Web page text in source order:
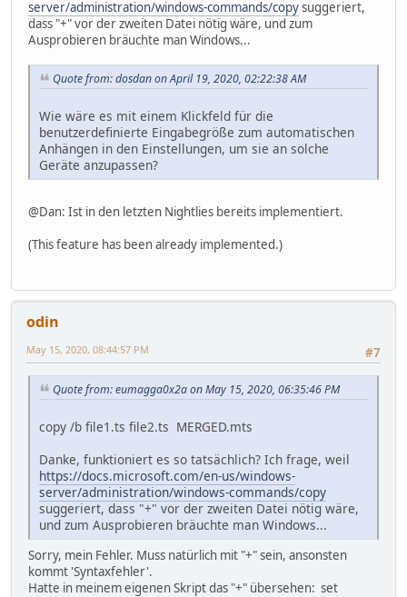
server/administration/windows-commands/copysuggeriert,
dass "+" vor der zweiten Datei nötig wäre, und zum
Ausprobieren bräuchte man Windows...
Quote from: dosdan on April 19, 2020, 02:22:38 AM
Wie wäre es mit einem Klickfeld für die
benutzerdefinierte Eingabegröße zum automatischen
Anhängen in den Einstellungen, um sie an solche
Geräte anzupassen?
@Dan: Ist in den letzten Nightlies bereits implementiert.
(This feature has been already implemented.)
odin
#7
May 15, 2020, 08:44:57 PM
Quote from: eumagga0x2a on May 15, 2020, 06:35:46 PM
copy /b file1.ts file2.ts MERGED.mts
Danke, funktioniert es so tatsächlich? Ich frage, weil
https://docs.microsoft.com/en-us/windows-
server/administration/windows-commands/copy
suggeriert, dass "+" vor der zweiten Datei nötig wäre,
und zum Ausprobieren bräuchte man Windows...
Sorry, mein Fehler. Muss natürlich mit "+" sein, ansonsten
kommt 'Syntaxfehler'.
Hatte in meinem eigenen Skript das "+" übersehen: set